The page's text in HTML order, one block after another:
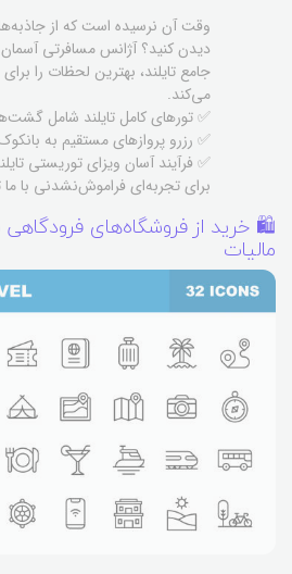
وقت آن نرسیده است که از
دیدن کنید؟ آژانس مسافرتی آسمان
جامع تایلند، بهترین لحظات را
می‌کند.
✅ تورهای کامل تایلند شامل
✅ رزرو پروازهای مستقیم به
✅ فرآیند آسان ویزای توریستی
برای تجربه‌ای فراموش‌نشدنی با
🛍️ خرید از فروشگاه‌های فرودگاهی
مالیات